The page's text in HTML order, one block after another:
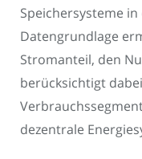
Speichersysteme
Datengrundlage
Stromanteil, den
berücksichtigt
dezentrale